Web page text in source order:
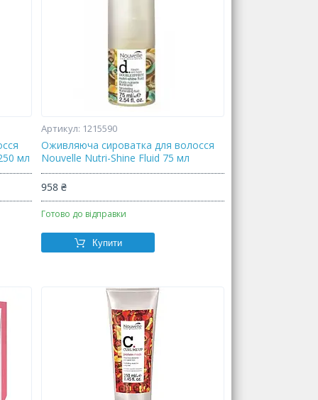
мл
1215590
Оживляюча сироватка для волосся
Nouvelle Nutri-Shine Fluid 75 мл
958 ₴
Готово до відправки
Купити